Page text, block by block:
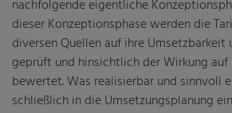
nachfolgende eigentliche
dieser Konzeptionsphase werden die
diversen Quellen auf ihre Umsetzbarkeit
geprüft und hinsichtlich der Wirkung
bewertet. Was realisierbar und sinnvoll
schließlich in die Umsetzungsplanung